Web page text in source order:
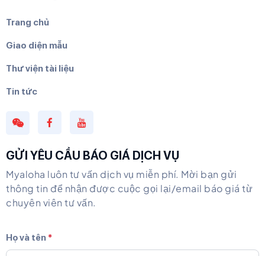
Trang chủ
Giao diện mẫu
Thư viện tài liệu
Tin tức
GỬI YÊU CẦU BÁO GIÁ DỊCH VỤ
Myaloha luôn tư vấn dịch vụ miễn phí. Mời bạn gửi
thông tin để nhận được cuộc gọi lại/email báo giá từ
chuyên viên tư vấn.
Họ và tên *